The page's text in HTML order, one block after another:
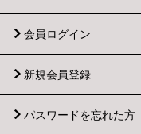
会員ログイン
新規会員登録
パスワードを忘れた方